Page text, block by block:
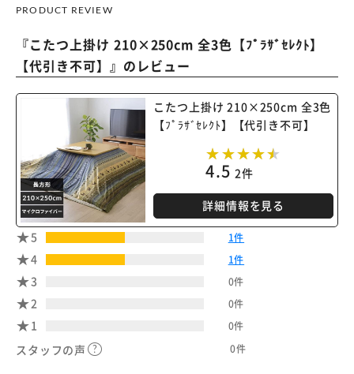
PRODUCT REVIEW
『こたつ上掛け 210×250cm 全3色【ﾌﾟﾗｻﾞｾﾚｸﾄ】
【代引き不可】 』のレビュー
こたつ上掛け 210×250cm 全3色
【ﾌﾟﾗｻﾞｾﾚｸﾄ】【代引き不可】
4.5 2件
詳細情報を見る
5 1件
4 1件
3 0件
2 0件
1 0件
スタッフの声 0件